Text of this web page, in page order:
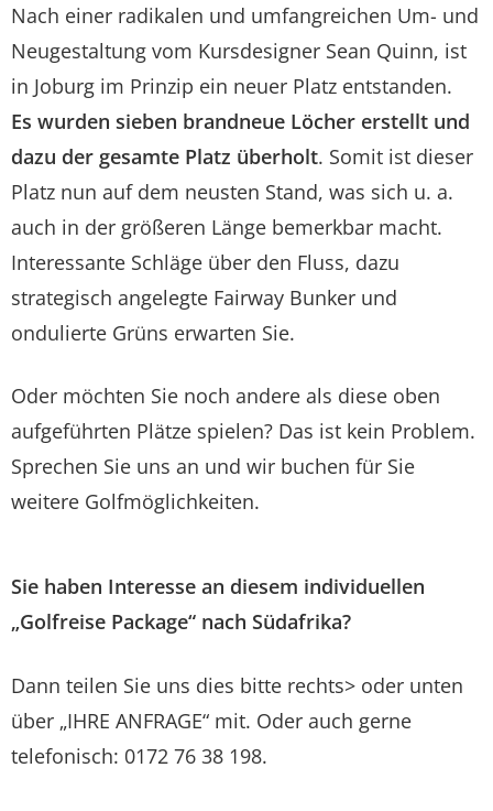
Nach einer radikalen und umfangreichen Um- und
Neugestaltung vom Kursdesigner Sean Quinn, ist
in Joburg im Prinzip ein neuer Platz entstanden.
Es wurden sieben brandneue Löcher erstellt und
dazu der gesamte Platz überholt. Somit ist dieser
Platz nun auf dem neusten Stand, was sich u. a.
auch in der größeren Länge bemerkbar macht.
Interessante Schläge über den Fluss, dazu
strategisch angelegte Fairway Bunker und
ondulierte Grüns erwarten Sie.
Oder möchten Sie noch andere als diese oben
aufgeführten Plätze spielen? Das ist kein Problem.
Sprechen Sie uns an und wir buchen für Sie
weitere Golfmöglichkeiten.
Sie haben Interesse an diesem individuellen
„Golfreise Package“ nach Südafrika?
Dann teilen Sie uns dies bitte rechts> oder unten
über „IHRE ANFRAGE“ mit. Oder auch gerne
telefonisch: 0172 76 38 198.